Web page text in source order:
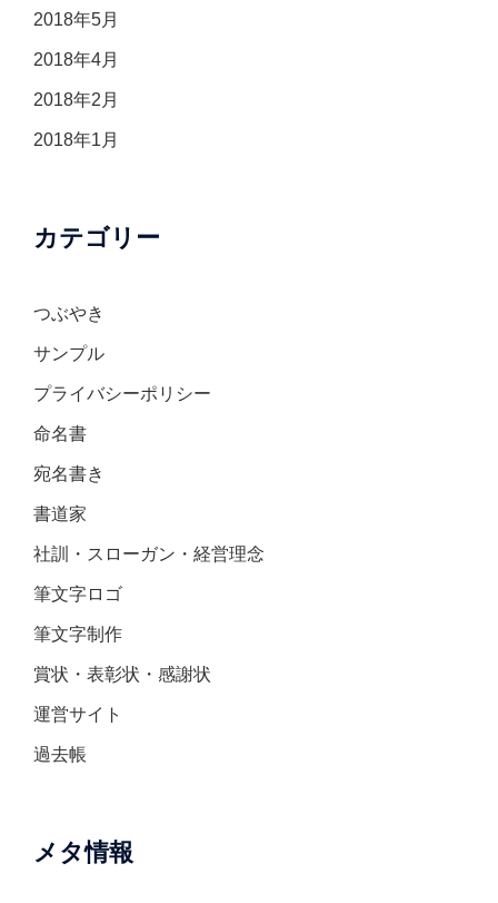
2018年5月
2018年4月
2018年2月
2018年1月
カテゴリー
つぶやき
サンプル
プライバシーポリシー
命名書
宛名書き
書道家
社訓・スローガン・経営理念
筆文字ロゴ
筆文字制作
賞状・表彰状・感謝状
運営サイト
過去帳
メタ情報